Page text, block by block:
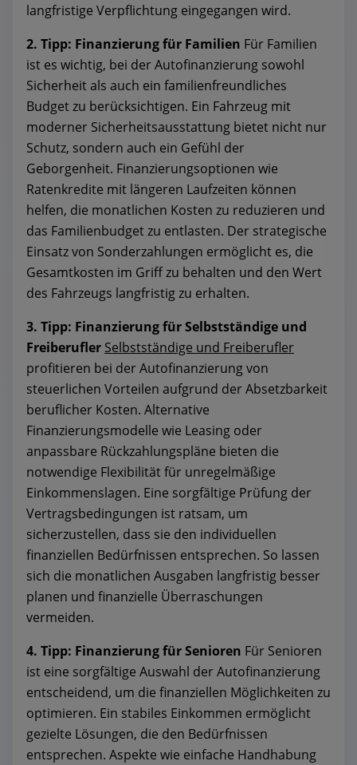
langfristige Verpflichtung eingegangen wird.
2. Tipp: Finanzierung für Familien Für Familien
ist es wichtig, bei der Autofinanzierung sowohl
Sicherheit als auch ein familienfreundliches
Budget zu berücksichtigen. Ein Fahrzeug mit
moderner Sicherheitsausstattung bietet nicht nur
Schutz, sondern auch ein Gefühl der
Geborgenheit. Finanzierungsoptionen wie
Ratenkredite mit längeren Laufzeiten können
helfen, die monatlichen Kosten zu reduzieren und
das Familienbudget zu entlasten. Der strategische
Einsatz von Sonderzahlungen ermöglicht es, die
Gesamtkosten im Griff zu behalten und den Wert
des Fahrzeugs langfristig zu erhalten.
3. Tipp: Finanzierung für Selbstständige und
Freiberufler Selbstständige und Freiberufler
profitieren bei der Autofinanzierung von
steuerlichen Vorteilen aufgrund der Absetzbarkeit
beruflicher Kosten. Alternative
Finanzierungsmodelle wie Leasing oder
anpassbare Rückzahlungspläne bieten die
notwendige Flexibilität für unregelmäßige
Einkommenslagen. Eine sorgfältige Prüfung der
Vertragsbedingungen ist ratsam, um
sicherzustellen, dass sie den individuellen
finanziellen Bedürfnissen entsprechen. So lassen
sich die monatlichen Ausgaben langfristig besser
planen und finanzielle Überraschungen
vermeiden.
4. Tipp: Finanzierung für Senioren Für Senioren
ist eine sorgfältige Auswahl der Autofinanzierung
entscheidend, um die finanziellen Möglichkeiten zu
optimieren. Ein stabiles Einkommen ermöglicht
gezielte Lösungen, die den Bedürfnissen
entsprechen. Aspekte wie einfache Handhabung